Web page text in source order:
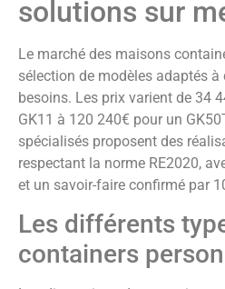
solutions sur
Le marché des maisons
sélection de modèles adaptés
besoins. Les prix varient de 34
GK11 à 120 240€ pour un
spécialisés proposent des
respectant la norme RE2020,
et un savoir-faire confirmé par
Les différents
containers